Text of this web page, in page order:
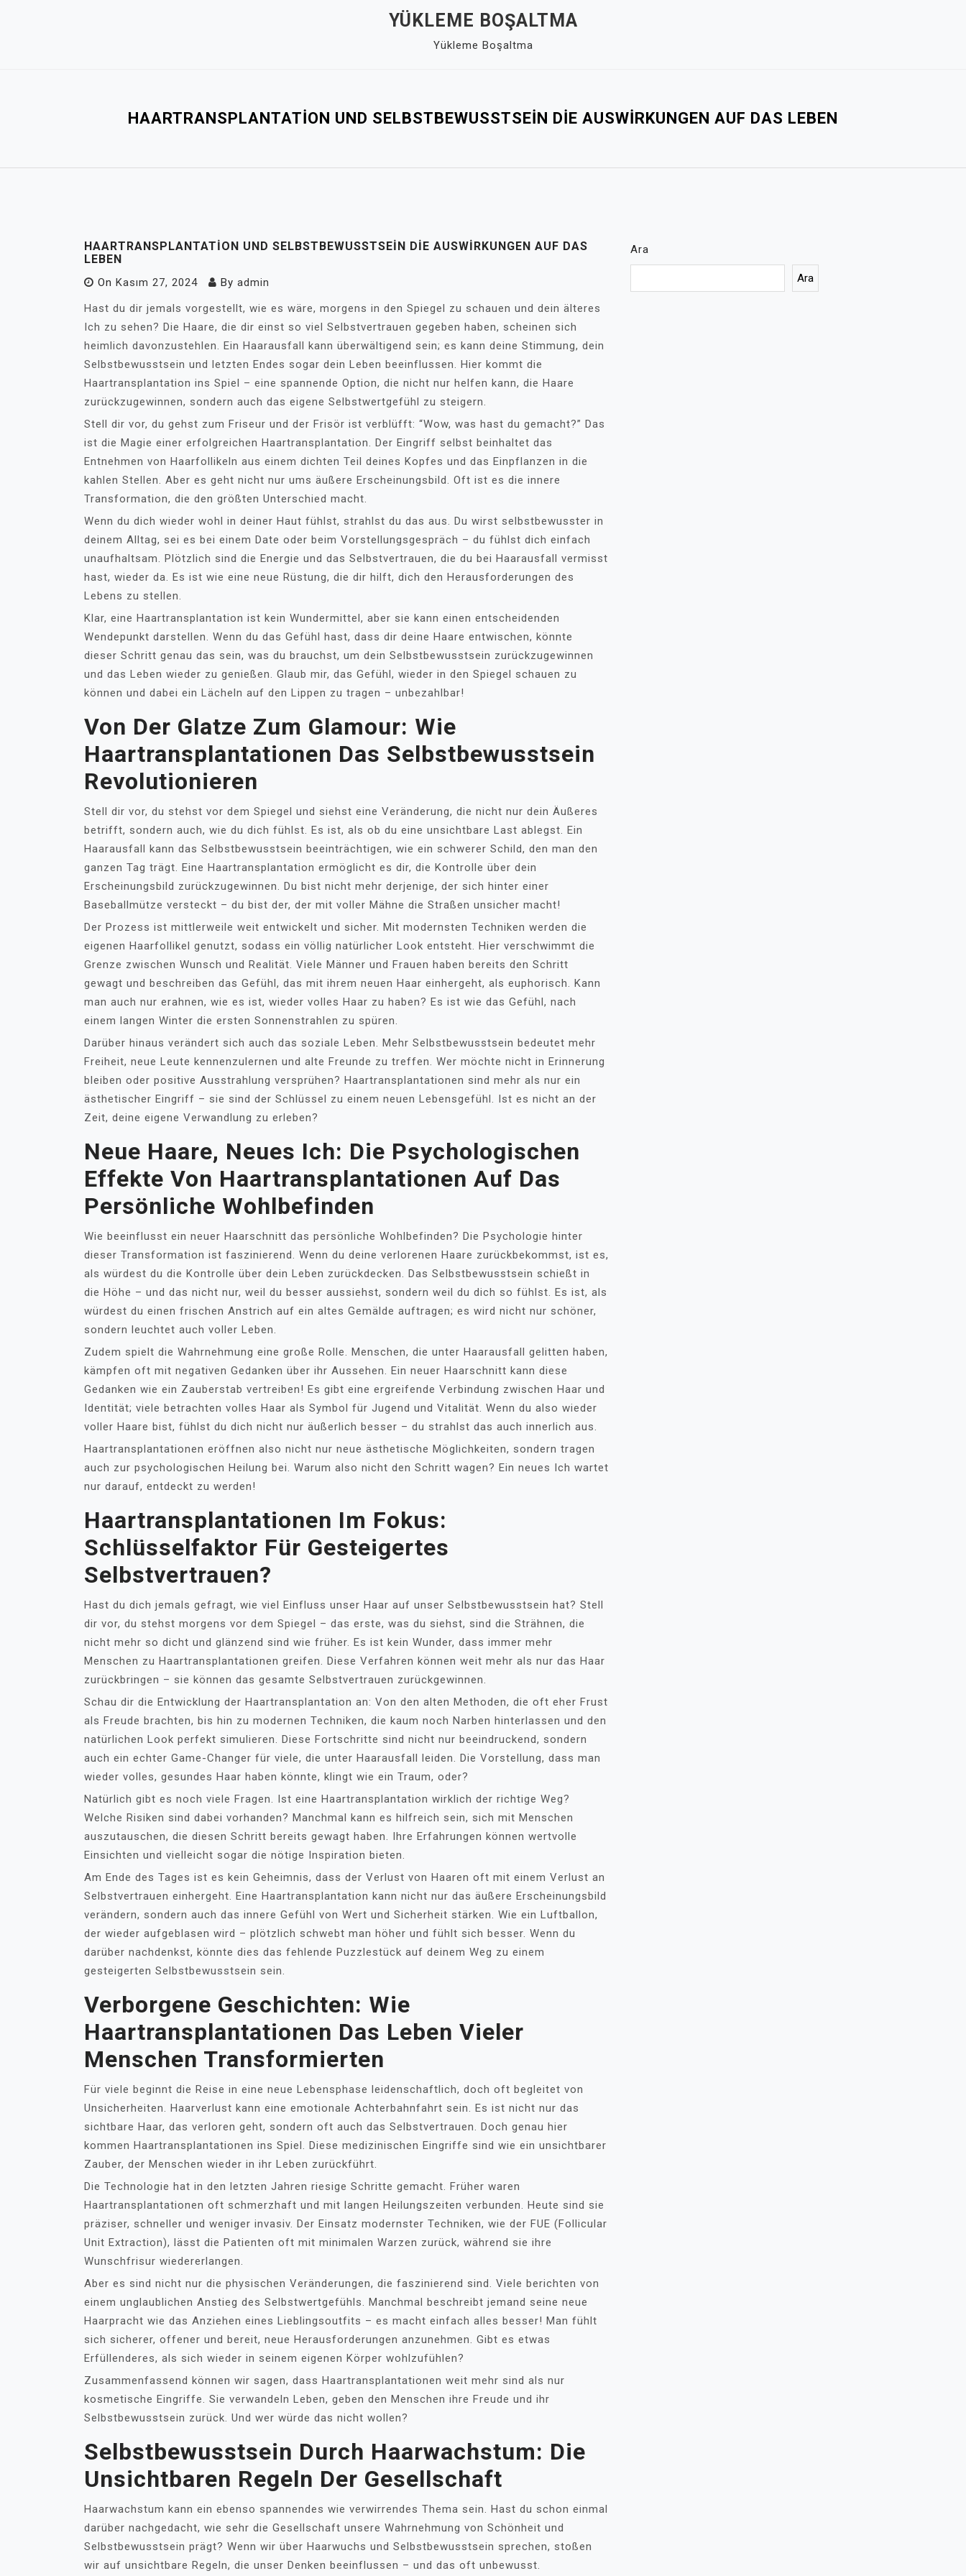
YÜKLEME BOŞALTMA
Yükleme Boşaltma
HAARTRANSPLANTATION UND SELBSTBEWUSSTSEIN DIE AUSWIRKUNGEN AUF DAS LEBEN
HAARTRANSPLANTATION UND SELBSTBEWUSSTSEIN DIE AUSWIRKUNGEN AUF DAS
LEBEN
On Kasım 27, 2024 By admin
Hast du dir jemals vorgestellt, wie es wäre, morgens in den Spiegel zu schauen und dein älteres
Ich zu sehen? Die Haare, die dir einst so viel Selbstvertrauen gegeben haben, scheinen sich
heimlich davonzustehlen. Ein Haarausfall kann überwältigend sein; es kann deine Stimmung, dein
Selbstbewusstsein und letzten Endes sogar dein Leben beeinflussen. Hier kommt die
Haartransplantation ins Spiel – eine spannende Option, die nicht nur helfen kann, die Haare
zurückzugewinnen, sondern auch das eigene Selbstwertgefühl zu steigern.
Stell dir vor, du gehst zum Friseur und der Frisör ist verblüfft: “Wow, was hast du gemacht?” Das
ist die Magie einer erfolgreichen Haartransplantation. Der Eingriff selbst beinhaltet das
Entnehmen von Haarfollikeln aus einem dichten Teil deines Kopfes und das Einpflanzen in die
kahlen Stellen. Aber es geht nicht nur ums äußere Erscheinungsbild. Oft ist es die innere
Transformation, die den größten Unterschied macht.
Wenn du dich wieder wohl in deiner Haut fühlst, strahlst du das aus. Du wirst selbstbewusster in
deinem Alltag, sei es bei einem Date oder beim Vorstellungsgespräch – du fühlst dich einfach
unaufhaltsam. Plötzlich sind die Energie und das Selbstvertrauen, die du bei Haarausfall vermisst
hast, wieder da. Es ist wie eine neue Rüstung, die dir hilft, dich den Herausforderungen des
Lebens zu stellen.
Klar, eine Haartransplantation ist kein Wundermittel, aber sie kann einen entscheidenden
Wendepunkt darstellen. Wenn du das Gefühl hast, dass dir deine Haare entwischen, könnte
dieser Schritt genau das sein, was du brauchst, um dein Selbstbewusstsein zurückzugewinnen
und das Leben wieder zu genießen. Glaub mir, das Gefühl, wieder in den Spiegel schauen zu
können und dabei ein Lächeln auf den Lippen zu tragen – unbezahlbar!
Von Der Glatze Zum Glamour: Wie
Haartransplantationen Das Selbstbewusstsein
Revolutionieren
Stell dir vor, du stehst vor dem Spiegel und siehst eine Veränderung, die nicht nur dein Äußeres
betrifft, sondern auch, wie du dich fühlst. Es ist, als ob du eine unsichtbare Last ablegst. Ein
Haarausfall kann das Selbstbewusstsein beeinträchtigen, wie ein schwerer Schild, den man den
ganzen Tag trägt. Eine Haartransplantation ermöglicht es dir, die Kontrolle über dein
Erscheinungsbild zurückzugewinnen. Du bist nicht mehr derjenige, der sich hinter einer
Baseballmütze versteckt – du bist der, der mit voller Mähne die Straßen unsicher macht!
Der Prozess ist mittlerweile weit entwickelt und sicher. Mit modernsten Techniken werden die
eigenen Haarfollikel genutzt, sodass ein völlig natürlicher Look entsteht. Hier verschwimmt die
Grenze zwischen Wunsch und Realität. Viele Männer und Frauen haben bereits den Schritt
gewagt und beschreiben das Gefühl, das mit ihrem neuen Haar einhergeht, als euphorisch. Kann
man auch nur erahnen, wie es ist, wieder volles Haar zu haben? Es ist wie das Gefühl, nach
einem langen Winter die ersten Sonnenstrahlen zu spüren.
Darüber hinaus verändert sich auch das soziale Leben. Mehr Selbstbewusstsein bedeutet mehr
Freiheit, neue Leute kennenzulernen und alte Freunde zu treffen. Wer möchte nicht in Erinnerung
bleiben oder positive Ausstrahlung versprühen? Haartransplantationen sind mehr als nur ein
ästhetischer Eingriff – sie sind der Schlüssel zu einem neuen Lebensgefühl. Ist es nicht an der
Zeit, deine eigene Verwandlung zu erleben?
Neue Haare, Neues Ich: Die Psychologischen
Effekte Von Haartransplantationen Auf Das
Persönliche Wohlbefinden
Wie beeinflusst ein neuer Haarschnitt das persönliche Wohlbefinden? Die Psychologie hinter
dieser Transformation ist faszinierend. Wenn du deine verlorenen Haare zurückbekommst, ist es,
als würdest du die Kontrolle über dein Leben zurückdecken. Das Selbstbewusstsein schießt in
die Höhe – und das nicht nur, weil du besser aussiehst, sondern weil du dich so fühlst. Es ist, als
würdest du einen frischen Anstrich auf ein altes Gemälde auftragen; es wird nicht nur schöner,
sondern leuchtet auch voller Leben.
Zudem spielt die Wahrnehmung eine große Rolle. Menschen, die unter Haarausfall gelitten haben,
kämpfen oft mit negativen Gedanken über ihr Aussehen. Ein neuer Haarschnitt kann diese
Gedanken wie ein Zauberstab vertreiben! Es gibt eine ergreifende Verbindung zwischen Haar und
Identität; viele betrachten volles Haar als Symbol für Jugend und Vitalität. Wenn du also wieder
voller Haare bist, fühlst du dich nicht nur äußerlich besser – du strahlst das auch innerlich aus.
Haartransplantationen eröffnen also nicht nur neue ästhetische Möglichkeiten, sondern tragen
auch zur psychologischen Heilung bei. Warum also nicht den Schritt wagen? Ein neues Ich wartet
nur darauf, entdeckt zu werden!
Haartransplantationen Im Fokus:
Schlüsselfaktor Für Gesteigertes
Selbstvertrauen?
Hast du dich jemals gefragt, wie viel Einfluss unser Haar auf unser Selbstbewusstsein hat? Stell
dir vor, du stehst morgens vor dem Spiegel – das erste, was du siehst, sind die Strähnen, die
nicht mehr so dicht und glänzend sind wie früher. Es ist kein Wunder, dass immer mehr
Menschen zu Haartransplantationen greifen. Diese Verfahren können weit mehr als nur das Haar
zurückbringen – sie können das gesamte Selbstvertrauen zurückgewinnen.
Schau dir die Entwicklung der Haartransplantation an: Von den alten Methoden, die oft eher Frust
als Freude brachten, bis hin zu modernen Techniken, die kaum noch Narben hinterlassen und den
natürlichen Look perfekt simulieren. Diese Fortschritte sind nicht nur beeindruckend, sondern
auch ein echter Game-Changer für viele, die unter Haarausfall leiden. Die Vorstellung, dass man
wieder volles, gesundes Haar haben könnte, klingt wie ein Traum, oder?
Natürlich gibt es noch viele Fragen. Ist eine Haartransplantation wirklich der richtige Weg?
Welche Risiken sind dabei vorhanden? Manchmal kann es hilfreich sein, sich mit Menschen
auszutauschen, die diesen Schritt bereits gewagt haben. Ihre Erfahrungen können wertvolle
Einsichten und vielleicht sogar die nötige Inspiration bieten.
Am Ende des Tages ist es kein Geheimnis, dass der Verlust von Haaren oft mit einem Verlust an
Selbstvertrauen einhergeht. Eine Haartransplantation kann nicht nur das äußere Erscheinungsbild
verändern, sondern auch das innere Gefühl von Wert und Sicherheit stärken. Wie ein Luftballon,
der wieder aufgeblasen wird – plötzlich schwebt man höher und fühlt sich besser. Wenn du
darüber nachdenkst, könnte dies das fehlende Puzzlestück auf deinem Weg zu einem
gesteigerten Selbstbewusstsein sein.
Verborgene Geschichten: Wie
Haartransplantationen Das Leben Vieler
Menschen Transformierten
Für viele beginnt die Reise in eine neue Lebensphase leidenschaftlich, doch oft begleitet von
Unsicherheiten. Haarverlust kann eine emotionale Achterbahnfahrt sein. Es ist nicht nur das
sichtbare Haar, das verloren geht, sondern oft auch das Selbstvertrauen. Doch genau hier
kommen Haartransplantationen ins Spiel. Diese medizinischen Eingriffe sind wie ein unsichtbarer
Zauber, der Menschen wieder in ihr Leben zurückführt.
Die Technologie hat in den letzten Jahren riesige Schritte gemacht. Früher waren
Haartransplantationen oft schmerzhaft und mit langen Heilungszeiten verbunden. Heute sind sie
präziser, schneller und weniger invasiv. Der Einsatz modernster Techniken, wie der FUE (Follicular
Unit Extraction), lässt die Patienten oft mit minimalen Warzen zurück, während sie ihre
Wunschfrisur wiedererlangen.
Aber es sind nicht nur die physischen Veränderungen, die faszinierend sind. Viele berichten von
einem unglaublichen Anstieg des Selbstwertgefühls. Manchmal beschreibt jemand seine neue
Haarpracht wie das Anziehen eines Lieblingsoutfits – es macht einfach alles besser! Man fühlt
sich sicherer, offener und bereit, neue Herausforderungen anzunehmen. Gibt es etwas
Erfüllenderes, als sich wieder in seinem eigenen Körper wohlzufühlen?
Zusammenfassend können wir sagen, dass Haartransplantationen weit mehr sind als nur
kosmetische Eingriffe. Sie verwandeln Leben, geben den Menschen ihre Freude und ihr
Selbstbewusstsein zurück. Und wer würde das nicht wollen?
Selbstbewusstsein Durch Haarwachstum: Die
Unsichtbaren Regeln Der Gesellschaft
Haarwachstum kann ein ebenso spannendes wie verwirrendes Thema sein. Hast du schon einmal
darüber nachgedacht, wie sehr die Gesellschaft unsere Wahrnehmung von Schönheit und
Selbstbewusstsein prägt? Wenn wir über Haarwuchs und Selbstbewusstsein sprechen, stoßen
wir auf unsichtbare Regeln, die unser Denken beeinflussen – und das oft unbewusst.
Ara
Ara